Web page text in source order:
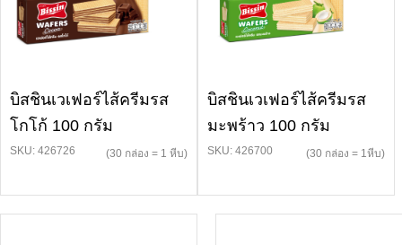
บิสชินเวเฟอร์ไส้ครีมรส
โกโก้ 100 กรัม
SKU: 426726 (30 กล่อง = 1 หีบ)
บิสชินเวเฟอร์ไส้ครีมรส
มะพร้าว 100 กรัม
SKU: 426700 (30 กล่อง = 1หีบ)